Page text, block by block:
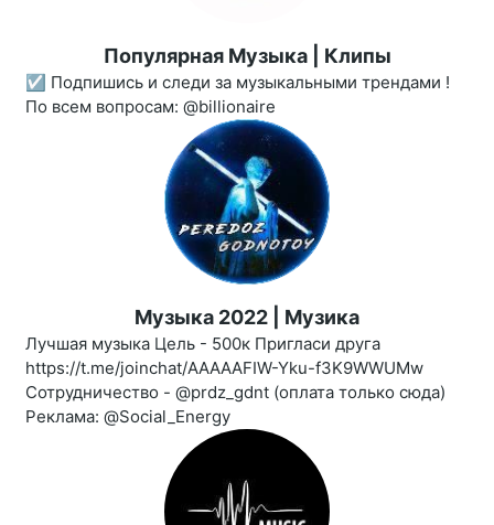
Популярная Музыка | Клипы
☑️ Подпишись и следи за музыкальными трендами !
По всем вопросам: @billionaire
Музыка 2022 | Музика
Лучшая музыка Цель - 500к Пригласи друга
https://t.me/joinchat/AAAAAFIW-Yku-f3K9WWUMw
Сотрудничество - @prdz_gdnt (оплата только сюда)
Реклама: @Social_Energy